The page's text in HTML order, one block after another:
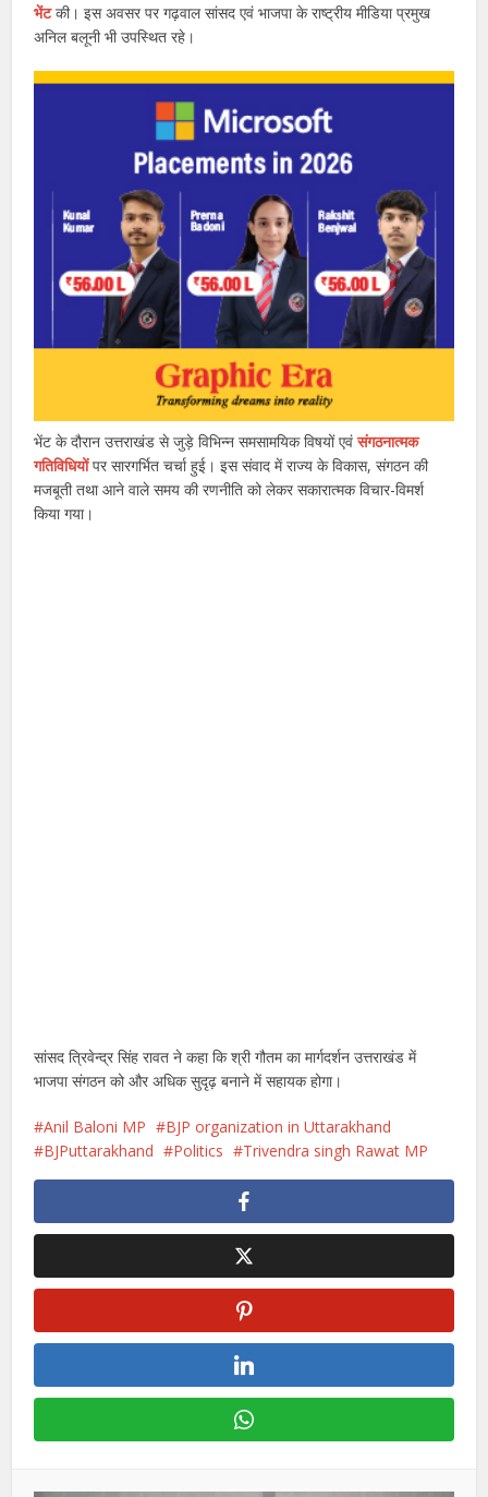
भेंटकी। इस अवसर पर गढ़वाल सांसद एवं भाजपा के राष्ट्रीय मीडिया प्रमुख
अनिल बलूनी भी उपस्थित रहे।
भेंट के दौरान उत्तराखंड से जुड़े विभिन्न समसामयिक विषयों एवंसंगठनात्मक
गतिविधियोंपर सारगर्भित चर्चा हुई। इस संवाद में राज्य के विकास, संगठन की
मजबूती तथा आने वाले समय की रणनीति को लेकर सकारात्मक विचार-विमर्श
किया गया।
सांसद त्रिवेन्द्र सिंह रावत ने कहा कि श्री गौतम का मार्गदर्शन उत्तराखंड में
भाजपा संगठन को और अधिक सुदृढ़ बनाने में सहायक होगा।
Anil Baloni MP
BJP organization in Uttarakhand
BJPuttarakhand
Politics Trivendra singh Rawat MP